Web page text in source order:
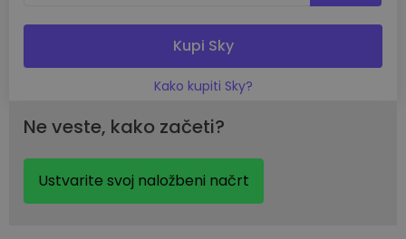
Kupi Sky
Kako kupiti Sky?
Ne veste, kako začeti?
Ustvarite svoj naložbeni načrt